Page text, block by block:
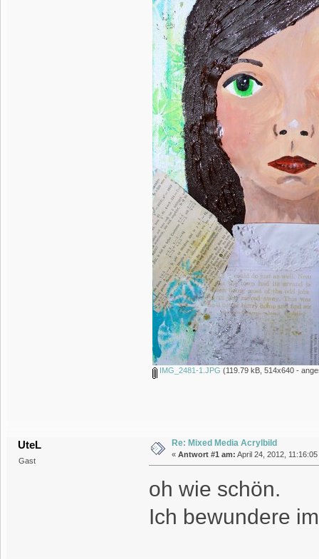
IMG_2481-1.JPG (119.79 kB, 514x640 -
UteL
Gast
Re: Mixed Media Acrylbild
« Antwort #1 am: April 24, 2012,
oh wie schön.
Ich bewundere